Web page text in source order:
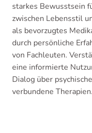
starkes Bewusstsein
zwischen Lebensstil
als bevorzugtes
durch persönliche
von Fachleuten.
eine informierte
Dialog über
verbundene Therapien.